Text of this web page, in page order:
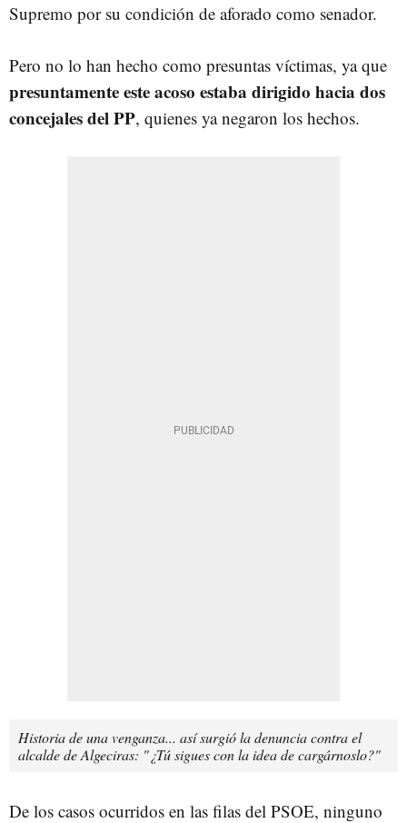
Supremo por su condición de aforado como senador.
Pero no lo han hecho como presuntas víctimas, ya que
presuntamente este acoso estaba dirigido hacia dos
concejales del PP, quienes ya negaron los hechos.
Historia de una venganza... así surgió la denuncia contra el
alcalde de Algeciras: "¿Tú sigues con la idea de cargárnoslo?"
De los casos ocurridos en las filas del PSOE, ninguno